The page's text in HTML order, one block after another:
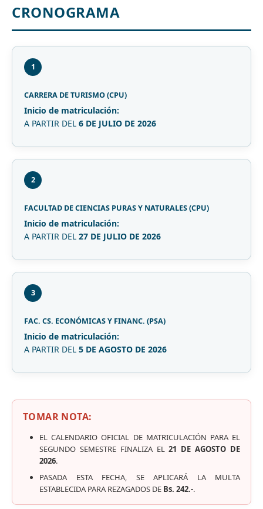
CRONOGRAMA
1
CARRERA DE TURISMO (CPU)
Inicio de matriculación:
A PARTIR DEL 6 DE JULIO DE 2026
2
FACULTAD DE CIENCIAS PURAS Y NATURALES (CPU)
Inicio de matriculación:
A PARTIR DEL 27 DE JULIO DE 2026
3
FAC. CS. ECONÓMICAS Y FINANC. (PSA)
Inicio de matriculación:
A PARTIR DEL 5 DE AGOSTO DE 2026
TOMAR NOTA:
EL CALENDARIO OFICIAL DE MATRICULACIÓN PARA EL
SEGUNDO SEMESTRE FINALIZA EL21 DE AGOSTO DE
2026.
PASADA ESTA FECHA, SE APLICARÁ LA MULTA
ESTABLECIDA PARA REZAGADOS DE Bs. 242.-.